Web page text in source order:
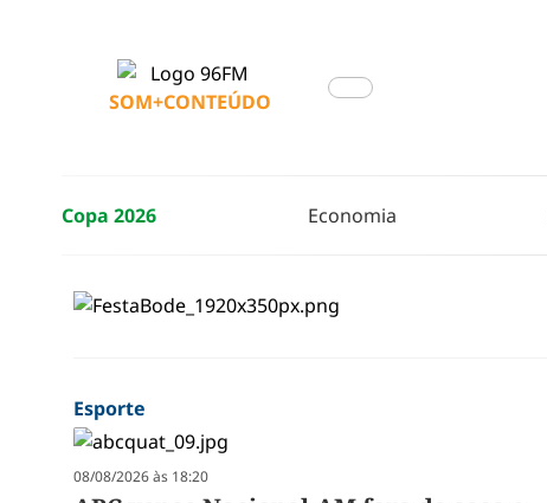
SOM+CONTEÚDO
Copa 2026 Economia
Esporte
08/08/2026 às 18:20